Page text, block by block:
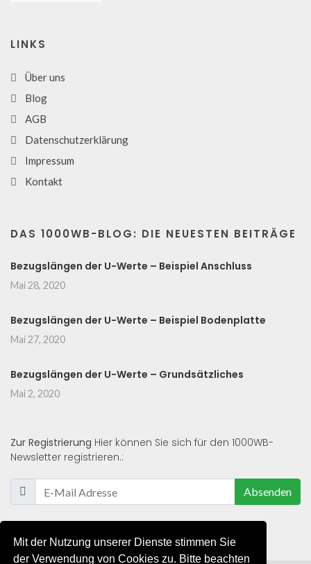
Mit der Nutzung unserer Dienste stimmen Sie
der Verwendung von Cookies zu. Bitte beachten
LINKS
Über uns
Blog
AGB
Datenschutzerklärung
Impressum
Kontakt
DAS 1000WB-BLOG: DIE NEUESTEN BEITRÄGE
Bezugslängen der U-Werte – Beispiel Anschluss
Mai 28, 2020
Bezugslängen der U-Werte – Beispiel Bodenplatte
Mai 27, 2020
Bezugslängen der U-Werte – Grundsätzliches
Mai 2, 2020
Zur Registrierung Hier können Sie sich für den 1000WB-
Newsletter registrieren.:
Absenden